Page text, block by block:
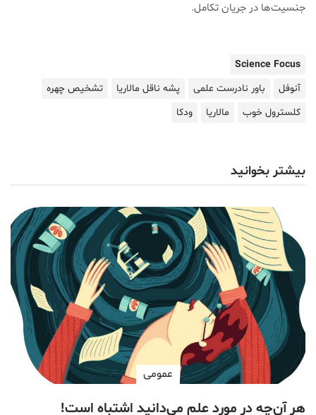
جنسیت‌ها در جریان تکامل.
Science Focus
آنوفل
باور نادرست علمی پشه ناقل مالاریا
تشخیص چهره
کلسترول خوب
مالاریا ودکا
بیشتر بخوانید
عمومی
هر آن‌چه در مورد علم می‌دانید اشتباه است!